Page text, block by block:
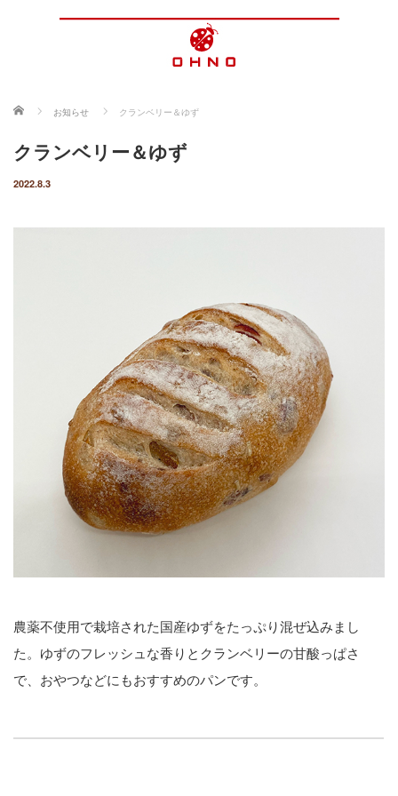
ホーム お知らせ クランベリー＆ゆず
クランベリー＆ゆず
2022.8.3
農薬不使用で栽培された国産ゆずをたっぷり混ぜ込みまし
た。ゆずのフレッシュな香りとクランベリーの甘酸っぱさ
で、おやつなどにもおすすめのパンです。